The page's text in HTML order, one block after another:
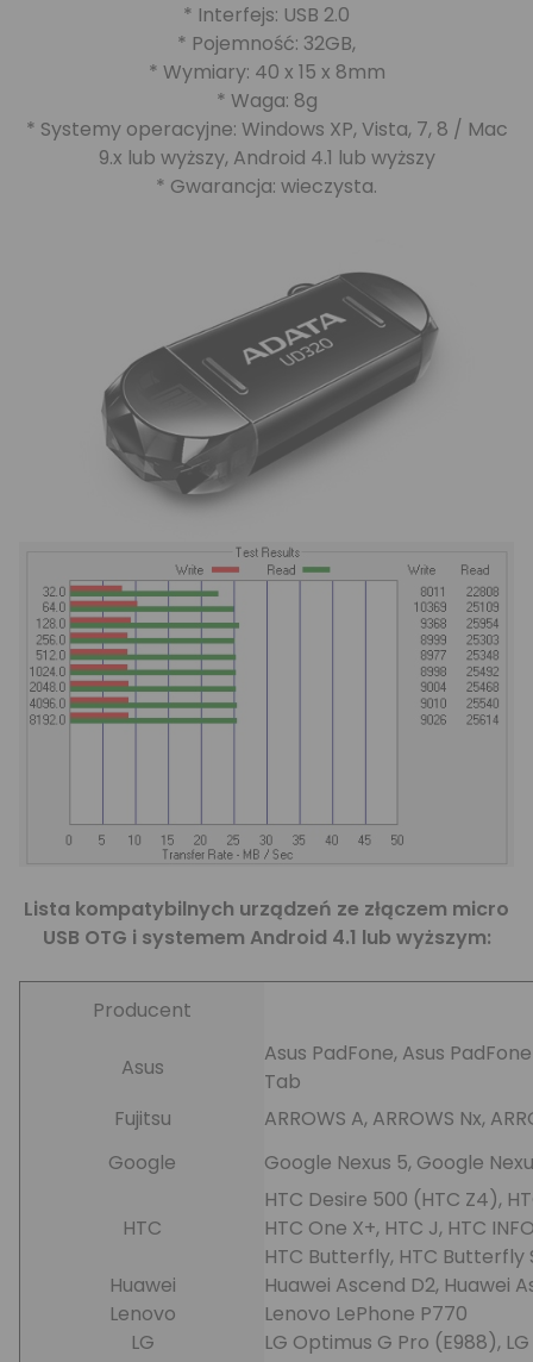
* Interfejs: USB 2.0
* Pojemność: 32GB,
* Wymiary: 40 x 15 x 8mm
* Waga: 8g
* Systemy operacyjne: Windows XP, Vista, 7, 8 / Mac
9.x lub wyższy, Android 4.1 lub wyższy
* Gwarancja: wieczysta.
Lista kompatybilnych urządzeń ze złączem micro
USB OTG i systemem Android 4.1 lub wyższym:
Producent
Asus
Asus PadFone, Asus
Tab
Fujitsu
ARROWS A, ARROWS Nx,
Google
Google Nexus 5, Google
HTC
HTC Desire 500 (HTC Z4),
HTC One X+, HTC J, HTC
HTC Butterfly, HTC Butterfly
Huawei
Huawei Ascend D2, Huawei
Lenovo
Lenovo LePhone P770
LG
LG Optimus G Pro (E988),